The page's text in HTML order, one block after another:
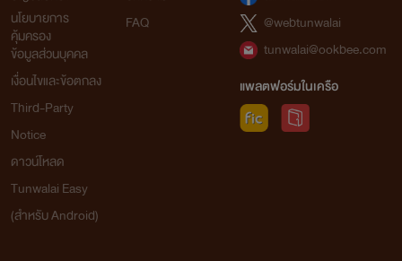
นโยบายการ
คุ้มครอง
ข้อมูลส่วนบุคคล
เงื่อนไขและข้อตกลง
Third-Party
Notice
ดาวน์โหลด
Tunwalai Easy
(สำหรับ Android)
FAQ
@webtunwalai
tunwalai@ookbee.com
แพลตฟอร์มในเครือ